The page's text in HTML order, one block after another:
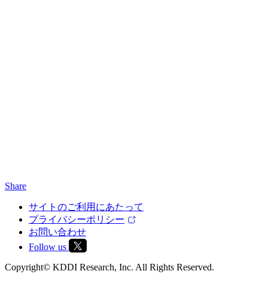
Share
サイトのご利用にあたって
プライバシーポリシー
お問い合わせ
Follow us
Copyright© KDDI Research, Inc. All Rights Reserved.